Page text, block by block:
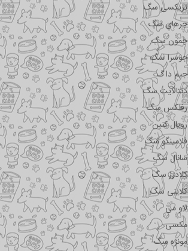
تریکسی سگ
جرهای سگ
جمون سگ
جوسرا سگ
جیم داگ
دنتالایت سگ
رفلکس سگ
رویال کنین
فلامینگو سگ
سانال سگ
کلادرز سگ
کلاینی سگ
لاو می
مکسی
مونژه سگ